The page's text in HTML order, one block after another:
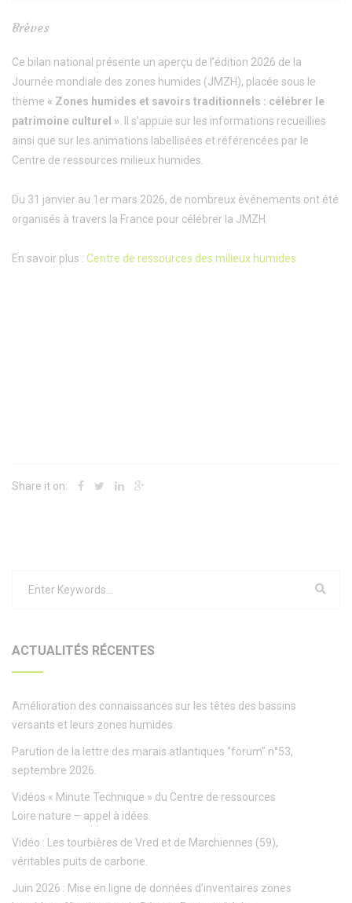
Brèves
Ce bilan national présente un aperçu de l’édition 2026 de la
Journée mondiale des zones humides (JMZH), placée sous le
thème « Zones humides et savoirs traditionnels : célébrer le
patrimoine culturel » . Il s’appuie sur les informations recueillies
ainsi que sur les animations labellisées et référencées par le
Centre de ressources milieux humides.
Du 31 janvier au 1er mars 2026, de nombreux événements ont été
organisés à travers la France pour célébrer la JMZH.
En savoir plus : Centre de ressources des milieux humides
Share it on:
ACTUALITÉS RÉCENTES
Amélioration des connaissances sur les têtes des bassins
versants et leurs zones humides.
Parution de la lettre des marais atlantiques “forum” n°53,
septembre 2026.
Vidéos « Minute Technique » du Centre de ressources
Loire nature – appel à idées.
Vidéo : Les tourbières de Vred et de Marchiennes (59),
véritables puits de carbone.
Juin 2026 : Mise en ligne de données d’inventaires zones